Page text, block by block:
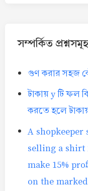
সম্পর্কিত প্রশ্নসমূহ
গুণ করার সহজ
টাকায় y টি ফল
করতে হলে
A shopkeeper
selling a shirt
make 15%
on the